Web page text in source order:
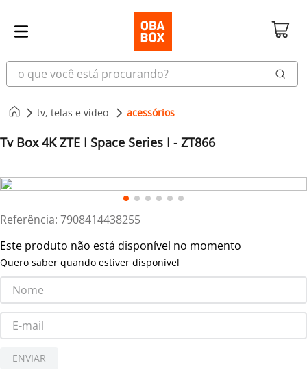
o que você está procurando?
tv, telas e vídeo acessórios
Tv Box 4K ZTE I Space Series I - ZT866
Referência: 7908414438255
Este produto não está disponível no momento
Quero saber quando estiver disponível
ENVIAR